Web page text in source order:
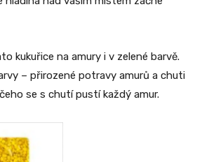
kukuřice na amury i v zelené barvě.
– přirozené potravy amurů a chuti
se s chutí pustí každý amur.